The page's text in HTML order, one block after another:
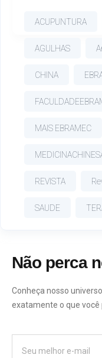
ACUPUNTURA
AGULHAS
CHINA
MAIS EBRAMEC
REVISTA
SAUDE
Não perca
Conheça nosso
exatamente o que você